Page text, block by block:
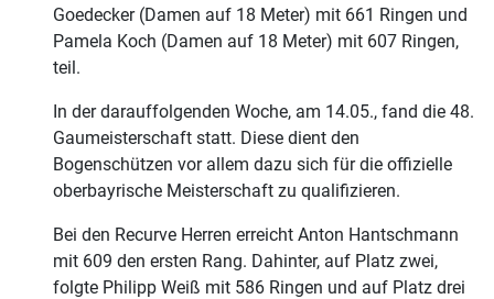
Goedecker (Damen auf 18 Meter) mit 661 Ringen und
Pamela Koch (Damen auf 18 Meter) mit 607 Ringen,
teil.
In der darauffolgenden Woche, am 14.05., fand die 48.
Gaumeisterschaft statt. Diese dient den
Bogenschützen vor allem dazu sich für die offizielle
oberbayrische Meisterschaft zu qualifizieren.
Bei den Recurve Herren erreicht Anton Hantschmann
mit 609 den ersten Rang. Dahinter, auf Platz zwei,
folgte Philipp Weiß mit 586 Ringen und auf Platz drei